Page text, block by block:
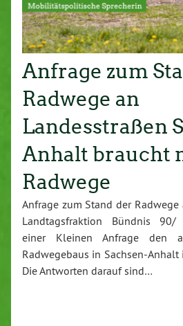
Anfrage zum
Radwege an
Landesstraßen
Anhalt braucht
Radwege
Anfrage zum Stand der Radwege
Landtagsfraktion Bündnis
einer Kleinen Anfrage den
Radwegebaus in Sachsen-
Die Antworten darauf sind…